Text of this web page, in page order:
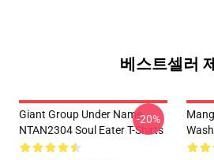
베스트셀러
Giant Group Under Name
NTAN2304 Soul Eater T-Shirts
-20%